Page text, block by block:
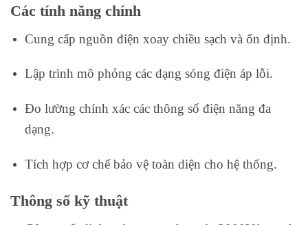
Các tính năng chính
Cung cấp nguồn điện xoay chiều sạch và ổn định.
Lập trình mô phỏng các dạng sóng điện áp lỗi.
Đo lường chính xác các thông số điện năng đa
dạng.
Tích hợp cơ chế bảo vệ toàn diện cho hệ thống.
Thông số kỹ thuật